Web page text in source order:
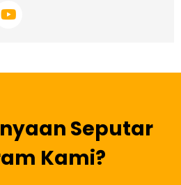
Y
o
b
Seputar
Kami?